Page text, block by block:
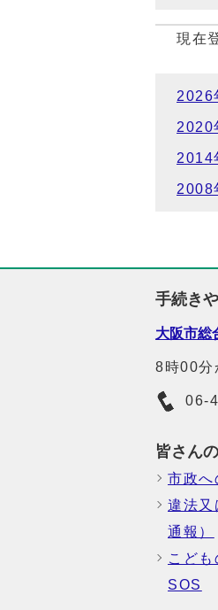
現在
2026
2020
2014
2008
手続き
大阪市総
8時00分
06-
皆さん
市政へ
違法又
通報）
こど
SOS